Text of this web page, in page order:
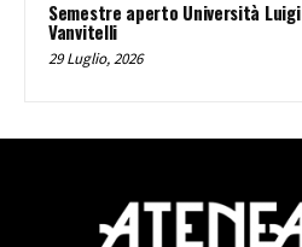
Semestre aperto Università Luigi
Vanvitelli
29 Luglio, 2026